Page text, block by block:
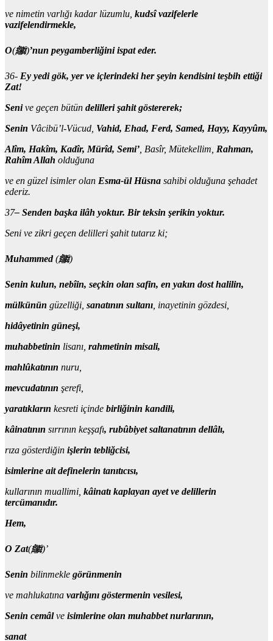
ve nimetin varlığı kadar lüzumlu, kudsî vazifelerle
vazifelendirmekle,
O(ﷺ)’nun peygamberliğini ispat eder.
36- Ey yedi gök, yer ve içlerindeki her şeyin kendisini teşbih ettiği
Zat!
Senive geçen bütün delilleri şahit göstererek;
Senin Vâcibü’l-Vücud, Vahid, Ehad, Ferd, Samed, Hayy, Kayyûm,
Alîm, Hakîm, Kadîr, Mürîd, Semi’ , Basîr, Mütekellim, Rahman,
Rahîm Allah olduğuna
ve en güzel isimler olan Esma-ül Hüsna sahibi olduğuna şehadet
ederiz.
37– Senden başka ilâh yoktur. Bir teksin şerikin yoktur.
Seni ve zikri geçen delilleri şahit tutarız ki;
Muhammed (ﷺ)
Senin kulun, nebîin, seçkin olan safin, en yakın dost halilin,
mülkünün güzelliği, sanatının sultanı , inayetinin gözdesi,
hidâyetinin güneşi,
muhabbetinin lisanı, rahmetinin misali,
mahlûkatının nuru,
mevcudatının şerefi,
yaratıkların kesreti içinde birliğinin kandili,
kâinatının sırrının keşşafı, rubûbiyet saltanatının dellâlı,
rıza gösterdiğin işlerin tebliğcisi,
isimlerine ait definelerin tanıtıcısı,
kullarının muallimi, kâinatı kaplayan ayet ve delillerin
tercümanıdır.
Hem,
O Zat(ﷺ)’
Senin bilinmekle görünmenin
ve mahlukatına varlığını göstermenin vesilesi,
Senin cemâlve isimlerine olan muhabbet nurlarının,
sanat